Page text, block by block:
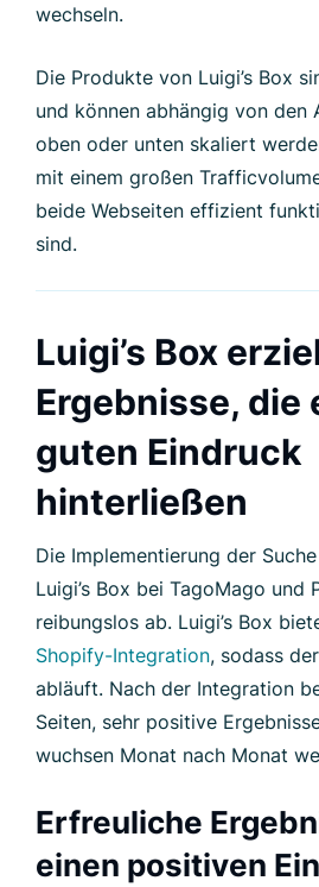
wechseln.
Die Produkte von Luigi’s Box
und können abhängig von den
oben oder unten skaliert
mit einem großen
beide Webseiten effizient
sind.
Luigi’s Box
Ergebnisse, die
guten Eindruck
hinterließen
Die Implementierung der
Luigi’s Box bei TagoMago und
reibungslos ab. Luigi’s Box
Shopify-Integration, sodass
abläuft. Nach der Integration
Seiten, sehr positive
wuchsen Monat nach Monat
Erfreuliche
einen positiven